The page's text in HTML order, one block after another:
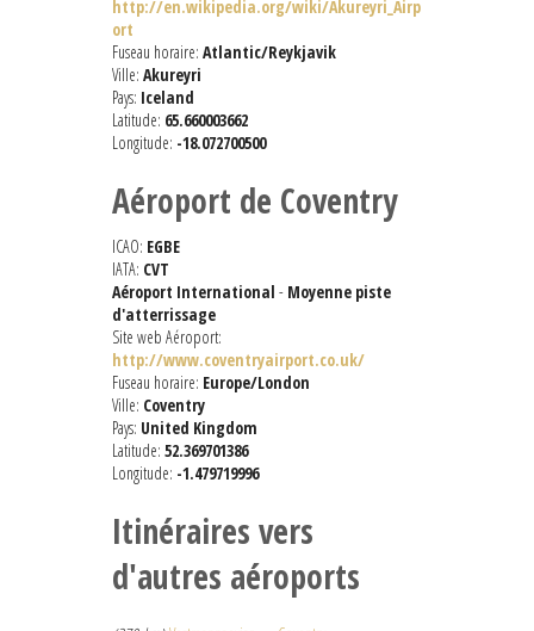
http://en.wikipedia.org/wiki/Akureyri_Airp
ort
Fuseau horaire: Atlantic/Reykjavik
Ville: Akureyri
Pays: Iceland
Latitude: 65.660003662
Longitude: -18.072700500
Aéroport de Coventry
ICAO: EGBE
IATA: CVT
Aéroport International - Moyenne piste
d'atterrissage
Site web Aéroport:
http://www.coventryairport.co.uk/
Fuseau horaire: Europe/London
Ville: Coventry
Pays: United Kingdom
Latitude: 52.369701386
Longitude: -1.479719996
Itinéraires vers
d'autres aéroports